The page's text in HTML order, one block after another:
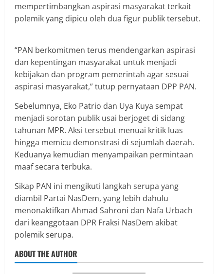
mempertimbangkan aspirasi masyarakat terkait
polemik yang dipicu oleh dua figur publik tersebut.
“PAN berkomitmen terus mendengarkan aspirasi
dan kepentingan masyarakat untuk menjadi
kebijakan dan program pemerintah agar sesuai
aspirasi masyarakat,” tutup pernyataan DPP PAN.
Sebelumnya, Eko Patrio dan Uya Kuya sempat
menjadi sorotan publik usai berjoget di sidang
tahunan MPR. Aksi tersebut menuai kritik luas
hingga memicu demonstrasi di sejumlah daerah.
Keduanya kemudian menyampaikan permintaan
maaf secara terbuka.
Sikap PAN ini mengikuti langkah serupa yang
diambil Partai NasDem, yang lebih dahulu
menonaktifkan Ahmad Sahroni dan Nafa Urbach
dari keanggotaan DPR Fraksi NasDem akibat
polemik serupa.
ABOUT THE AUTHOR